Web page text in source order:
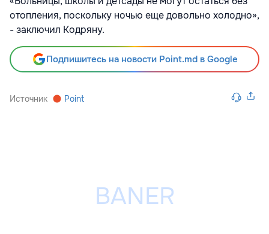
отопления, поскольку ночью еще довольно холодно»,
- заключил Кодряну.
Подпишитесь на новости Point.md в Google
Источник Point